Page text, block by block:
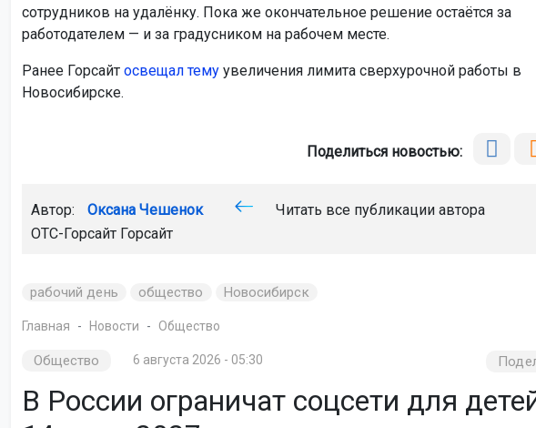
сотрудников на удалёнку. Пока же окончательное решение остаётся за
работодателем — и за градусником на рабочем месте.
Ранее Горсайт освещал темуувеличения лимита сверхурочной работы в
Новосибирске.
Поделиться новостью:
Автор: Оксана Чешенок
Читать все публикации автора
ОТС-Горсайт Горсайт
рабочий день общество Новосибирск
Главная Новости Общество
Общество 6 августа 2026 - 05:30
В России ограничат соцсети для